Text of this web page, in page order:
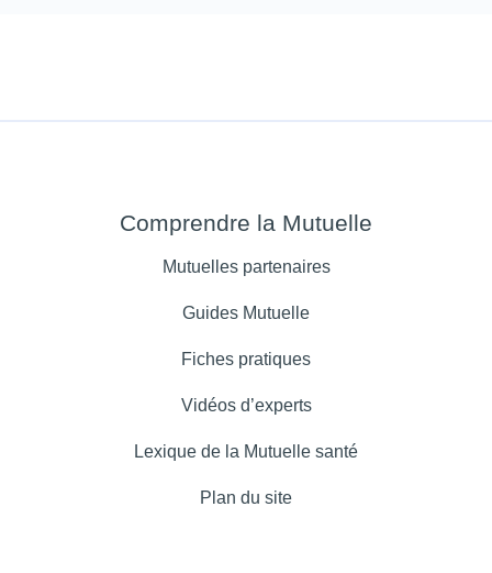
Comprendre la Mutuelle
Mutuelles partenaires
Guides Mutuelle
Fiches pratiques
Vidéos d’experts
Lexique de la Mutuelle santé
Plan du site